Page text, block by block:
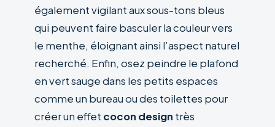
également vigilant aux sous-tons bleus
qui peuvent faire basculer la couleur vers
le menthe, éloignant ainsi l’aspect naturel
recherché. Enfin, osez peindre le plafond
en vert sauge dans les petits espaces
comme un bureau ou des toilettes pour
créer un effet cocon design très